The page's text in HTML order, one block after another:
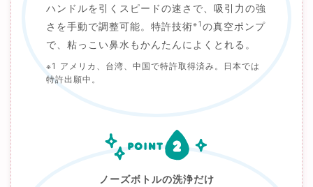
ハンドルを引くスピードの速さで、吸引力の強
さを手動で調整可能。特許技術※1 の真空ポンプ
で、粘っこい鼻水もかんたんによくとれる。
※1 アメリカ、台湾、中国で特許取得済み。日本では
特許出願中。
ノーズボトルの洗浄だけ